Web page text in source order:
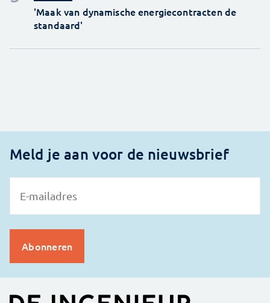
'Maak van dynamische energiecontracten de
standaard'
Meld je aan voor de nieuwsbrief